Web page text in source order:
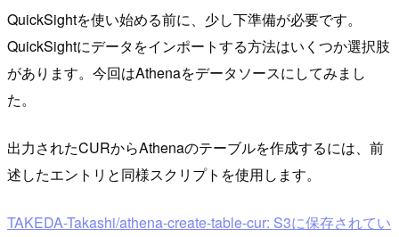
QuickSightを使い始める前に、少し下準備が必要です。
QuickSightにデータをインポートする方法はいくつか選択肢
があります。今回はAthenaをデータソースにしてみまし
た。
出力されたCURからAthenaのテーブルを作成するには、前
述したエントリと同様スクリプトを使用します。
TAKEDA-Takashi/athena-create-table-cur: S3に保存されてい